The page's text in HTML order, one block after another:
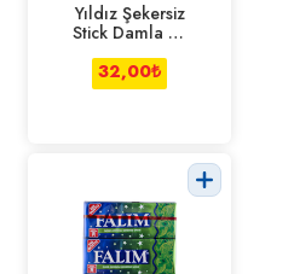
Yıldız Şekersiz
Stick Damla 21
g
32,00₺